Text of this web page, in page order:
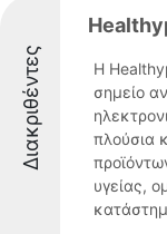
Διακριθέντες
Η
σημείο
πλούσια
υγείας,